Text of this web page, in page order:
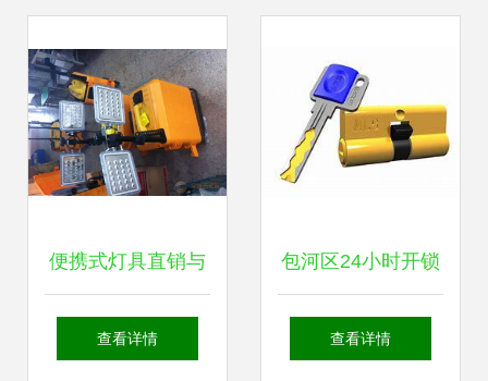
详解
便携式灯具直销与
锁具销售及维修一
查看详情
包河区24小时开锁
服务 专业正规，锁
查看详情